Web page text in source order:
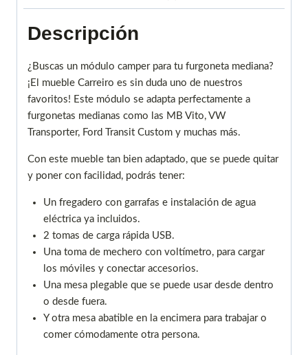
Descripción
¿Buscas un módulo camper para tu furgoneta mediana?
¡El mueble Carreiro es sin duda uno de nuestros
favoritos! Este módulo se adapta perfectamente a
furgonetas medianas como las MB Vito, VW
Transporter, Ford Transit Custom y muchas más.
Con este mueble tan bien adaptado, que se puede quitar
y poner con facilidad, podrás tener:
Un fregadero con garrafas e instalación de agua
eléctrica ya incluidos.
2 tomas de carga rápida USB.
Una toma de mechero con voltímetro, para cargar
los móviles y conectar accesorios.
Una mesa plegable que se puede usar desde dentro
o desde fuera.
Y otra mesa abatible en la encimera para trabajar o
comer cómodamente otra persona.